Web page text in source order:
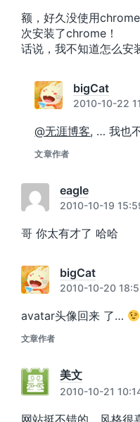
额，好久没使用
次安装了chrome！
话说，我不知道怎么安
bigCat
2010-10-22
@无涯博客, … 我也
文章作者
eagle
2010-10-19
哥 你太有才了 哈哈
bigCat
2010-10-20
avatar头像回来 了…
文章作者
美文
2010-10-21